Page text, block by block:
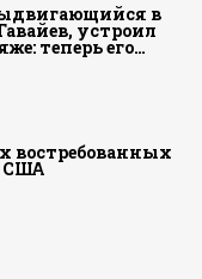
в
устроил
теперь его…
востребованных
США